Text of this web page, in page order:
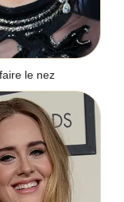
le nez